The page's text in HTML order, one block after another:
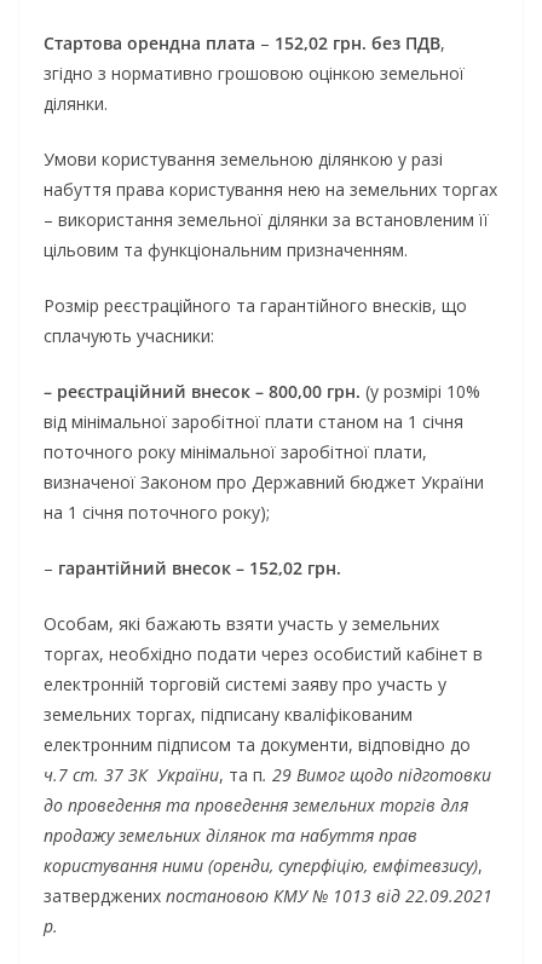
Стартова орендна плата – 152,02 грн. без ПДВ,
згідно з нормативно грошовою оцінкою земельної
ділянки.
Умови користування земельною ділянкою у разі
набуття права користування нею на земельних торгах
– використання земельної ділянки за встановленим її
цільовим та функціональним призначенням.
Розмір реєстраційного та гарантійного внесків, що
сплачують учасники:
– реєстраційний внесок – 800,00 грн. (у розмірі 10%
від мінімальної заробітної плати станом на 1 січня
поточного року мінімальної заробітної плати,
визначеної Законом про Державний бюджет України
на 1 січня поточного року);
– гарантійний внесок – 152,02 грн.
Особам, які бажають взяти участь у земельних
торгах, необхідно подати через особистий кабінет в
електронній торговій системі заяву про участь у
земельних торгах, підписану кваліфікованим
електронним підписом та документи, відповідно до
ч.7 ст. 37 ЗК України, та п. 29 Вимог щодо підготовки
до проведення та проведення земельних торгів для
продажу земельних ділянок та набуття прав
користування ними (оренди, суперфіцію, емфітевзису),
затверджених постановою КМУ № 1013 від 22.09.2021
р.